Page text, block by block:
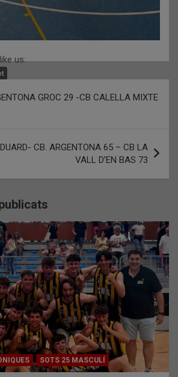
us:
GROC 29 -CB CALELLA MIXTE
CB. ARGENTONA 65 – CB LA
VALL D’EN BAS 73
SOTS 25 MASCULÍ